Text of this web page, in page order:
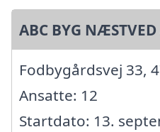
ABC BYG NÆSTVED
Fodbygårdsvej 33,
Ansatte: 12
Startdato: 13.